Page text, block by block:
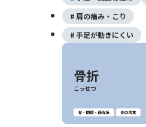
す。早期発見と運動療法
では手術が必要です。
肩の痛み・こり
手足が動きにくい